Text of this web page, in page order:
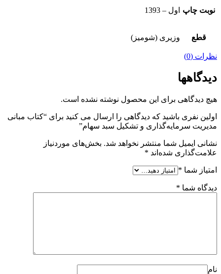
نوبت چاپ اول – 1393
قطع وزیری (شومیز)
نظرات (0)
دیدگاهها
هیچ دیدگاهی برای این محصول نوشته نشده است.
اولین نفری باشید که دیدگاهی را ارسال می کنید برای “کتاب مبانی
مدیریت سرمایه‌گذاری و تشکیل سبد سهام”
نشانی ایمیل شما منتشر نخواهد شد. بخش‌های موردنیاز
علامت‌گذاری شده‌اند *
امتیاز شما *
دیدگاه شما *
نام